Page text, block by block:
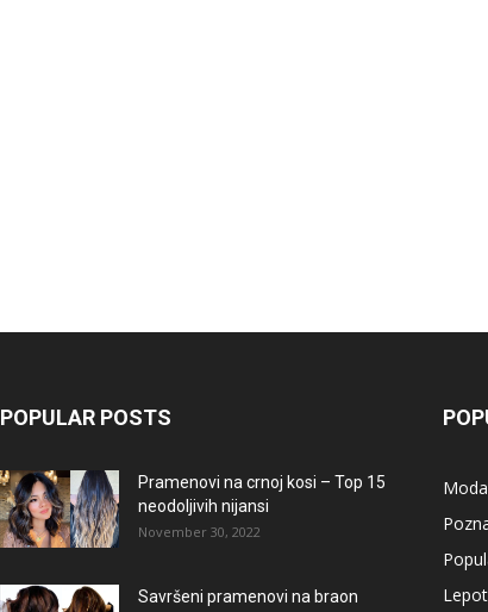
POPULAR POSTS
Pramenovi na crnoj kosi – Top 15
neodoljivih nijansi
November 30, 2022
Savršeni pramenovi na braon
Moda